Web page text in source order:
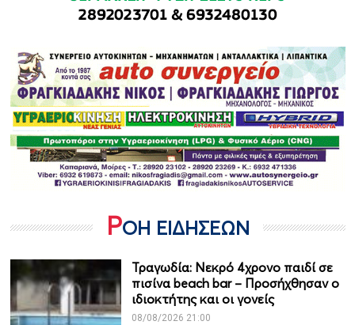
ΡΟΗ ΕΙΔΗΣΕΩΝ
Τραγωδία: Νεκρό 4χρονο παιδί σε
πισίνα beach bar – Προσήχθησαν ο
ιδιοκτήτης και οι γονείς
08/08/2026 21:00